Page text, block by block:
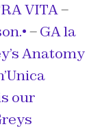
VITA–
–GA la
Anatomy
our